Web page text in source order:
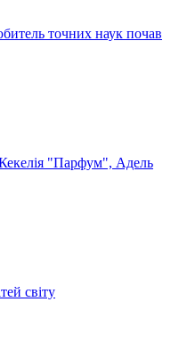
точних наук почав
"Парфум", Адель
світу